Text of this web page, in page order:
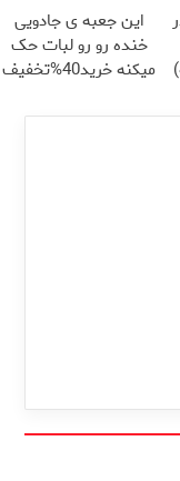
این جعبه ی جادویی
خنده رو رو لبات حک
میکنه خرید40%تخفیف